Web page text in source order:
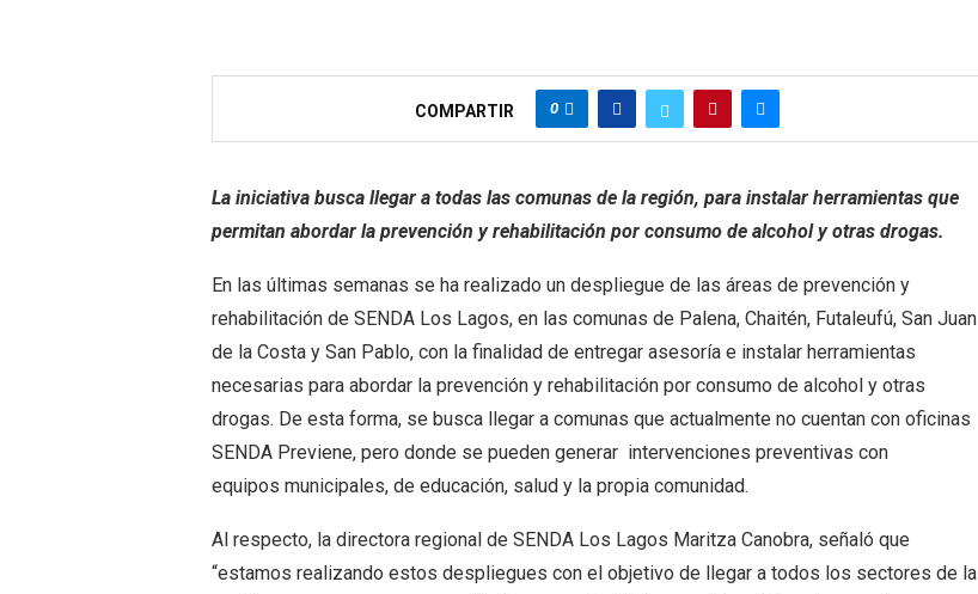
COMPARTIR 0
La iniciativa busca llegar a todas las comunas de la región, para instalar herramientas que
permitan abordar la prevención y rehabilitación por consumo de alcohol y otras drogas.
En las últimas semanas se ha realizado un despliegue de las áreas de prevención y
rehabilitación de SENDA Los Lagos, en las comunas de Palena, Chaitén, Futaleufú, San Juan
de la Costa y San Pablo, con la finalidad de entregar asesoría e instalar herramientas
necesarias para abordar la prevención y rehabilitación por consumo de alcohol y otras
drogas. De esta forma, se busca llegar a comunas que actualmente no cuentan con oficinas
SENDA Previene, pero donde se pueden generar intervenciones preventivas con
equipos municipales, de educación, salud y la propia comunidad.
Al respecto, la directora regional de SENDA Los Lagos Maritza Canobra, señaló que
“estamos realizando estos despliegues con el objetivo de llegar a todos los sectores de la